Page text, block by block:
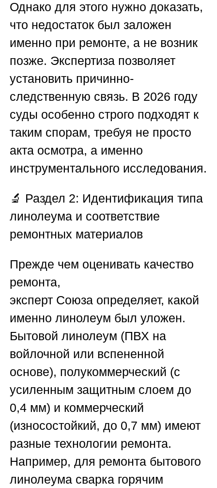
Однако для этого нужно доказать,
что недостаток был заложен
именно при ремонте, а не возник
позже. Экспертиза позволяет
установить причинно-
следственную связь. В 2026 году
суды особенно строго подходят к
таким спорам, требуя не просто
акта осмотра, а именно
инструментального исследования.
🔬 Раздел 2: Идентификация типа
линолеума и соответствие
ремонтных материалов
Прежде чем оценивать качество
ремонта,
эксперт Союза определяет, какой
именно линолеум был уложен.
Бытовой линолеум (ПВХ на
войлочной или вспененной
основе), полукоммерческий (с
усиленным защитным слоем до
0,4 мм) и коммерческий
(износостойкий, до 0,7 мм) имеют
разные технологии ремонта.
Например, для ремонта бытового
линолеума сварка горячим